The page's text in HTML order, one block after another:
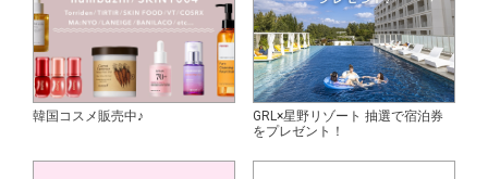
韓国コスメ販売中♪
GRL×星野リゾート 抽選で宿泊券
をプレゼント！